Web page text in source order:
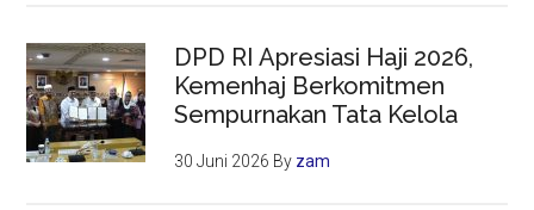
DPD RI Apresiasi Haji 2026,
Kemenhaj Berkomitmen
Sempurnakan Tata Kelola
30 Juni 2026 By zam